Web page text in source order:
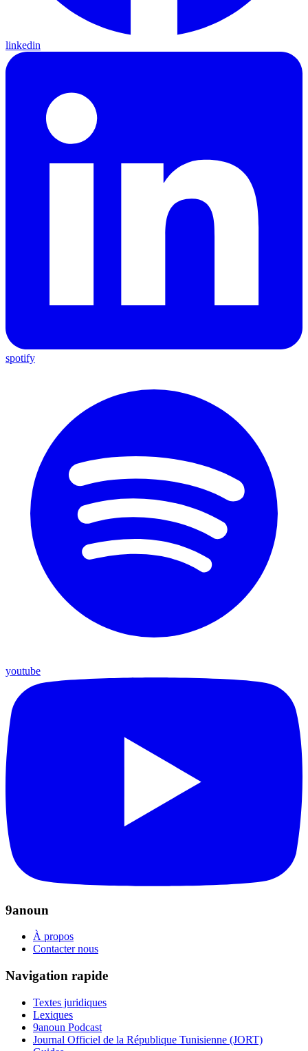
linkedin
spotify
youtube
9anoun
À propos
Contacter nous
Navigation rapide
Textes juridiques
Lexiques
9anoun Podcast
Journal Officiel de la République Tunisienne (JORT)